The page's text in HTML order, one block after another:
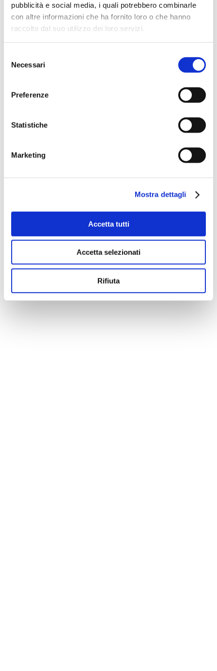
pubblicità e social media, i quali potrebbero combinarle
con altre informazioni che ha fornito loro o che hanno
raccolto dal suo utilizzo dei loro servizi.
delNecessari
Preferenze
Statistiche
Marketing
Mostra dettagli
Accetta tutti
Accetta selezionati
Rifiuta